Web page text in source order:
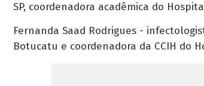
SP, coordenadora acadêmica do
Fernanda Saad Rodrigues -
Botucatu e coordenadora da CCIH do